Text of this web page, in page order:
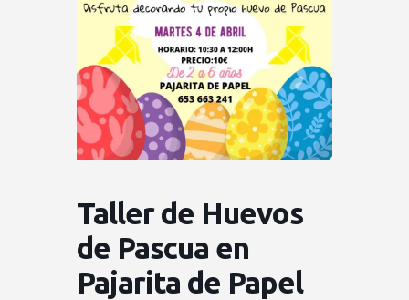
Taller de Huevos
de Pascua en
Pajarita de Papel